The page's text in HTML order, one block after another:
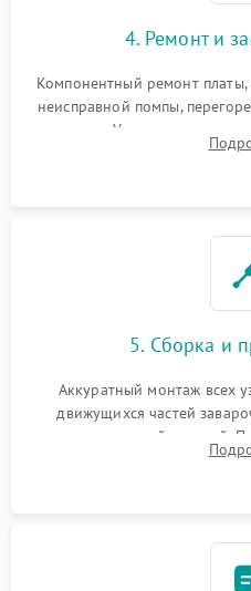
4. Ремонт и
Компонентный ремонт
неисправной помпы,
жерновов. Установка новых
ring) и тефлоновых трубок
5. Сборка и
Аккуратный монтаж всех
движущихся частей
силиконовой смазкой.
декальцинации и очистки